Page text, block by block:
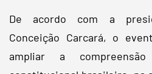
De acordo com a
Conceição Carcará, o
ampliar a